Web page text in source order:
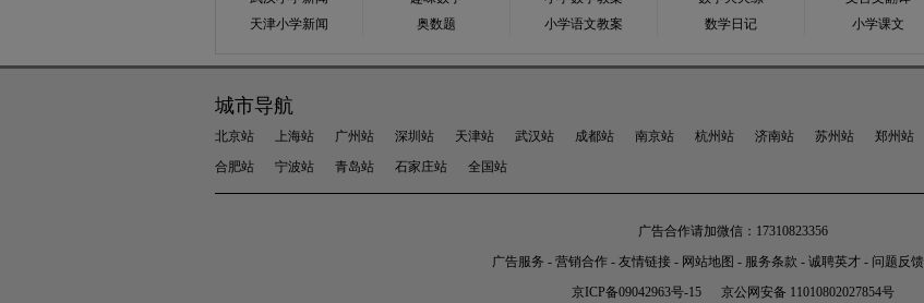
天津小学新闻
奥数题
小学语文教案
数学日记
小学课文
城市导航
北京站 上海站 广州站 深圳站 天津站 武汉站 成都站 南京站 杭州站 济南站 苏州站 郑州站
合肥站
宁波站 青岛站 石家庄站 全国站
广告合作请加微信：17310823356
广告服务 - 营销合作 - 友情链接 - 网站地图 - 服务条款 - 诚聘英才 - 问题反馈
京ICP备09042963号-15
京公网安备 11010802027854号